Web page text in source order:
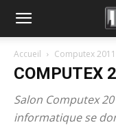
Accueil Computex 2011
COMPUTEX
Salon Computex
informatique se